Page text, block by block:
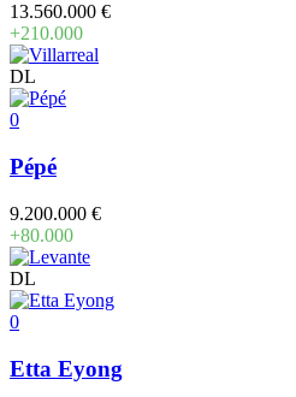
13.560.000 €
+210.000
DL
0
Pépé
9.200.000 €
+80.000
DL
0
Etta Eyong